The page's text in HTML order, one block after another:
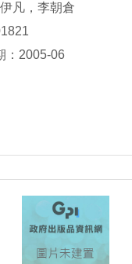
凡，李朝倉
：2005-06